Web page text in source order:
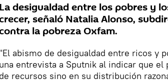
La desigualdad entre los pobres y
señaló Natalia Alonso,
la pobreza Oxfam.
"El abismo de desigualdad entre ricos y
una entrevista a Sputnik al indicar que
de recursos sino en su distribución